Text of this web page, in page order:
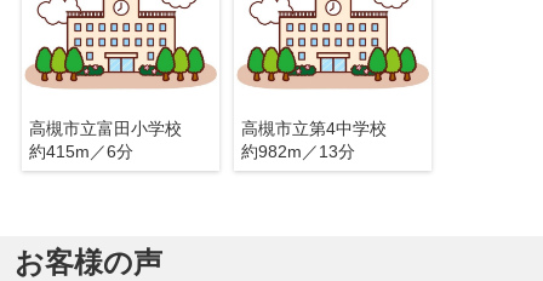
高槻市立富田小学校
約415m／6分
高槻市立第4中学校
約982m／13分
お客様の声